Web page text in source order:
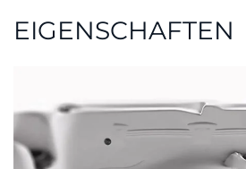
EIGENSCHAFTEN